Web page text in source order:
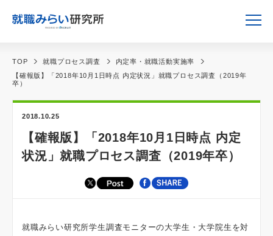
TOP 就職プロセス調査
内定率・就職活動実施率
【確報版】「2018年10月1日時点 内定状況」就職プロセス調査（2019年
卒）
2018.10.25
【確報版】「2018年10月1日時点 内定
状況」就職プロセス調査（2019年卒）
就職みらい研究所学生調査モニターの大学生・大学院生を対